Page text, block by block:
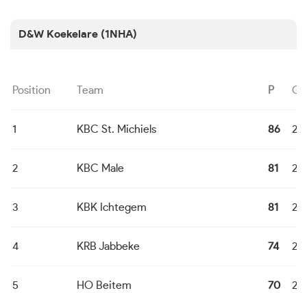
D&W Koekelare (1NHA)
Position Team P G
1 KBC St. Michiels 86 22
2 KBC Male 81 22
3 KBK Ichtegem 81 22
4 KRB Jabbeke 74 22
5 HO Beitem 70 22